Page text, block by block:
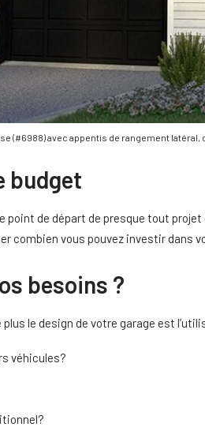
(#6988) avec appentis de rangement
budget
point de départ de presque tout
combien vous pouvez investir dans
besoins ?
le design de votre garage est
véhicules?